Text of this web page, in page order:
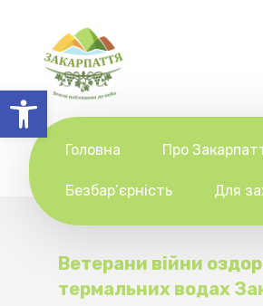
Відкрити Панель інструментів
Головна Про
Безбар’єрність Для
Ветерани війни
термальних водах